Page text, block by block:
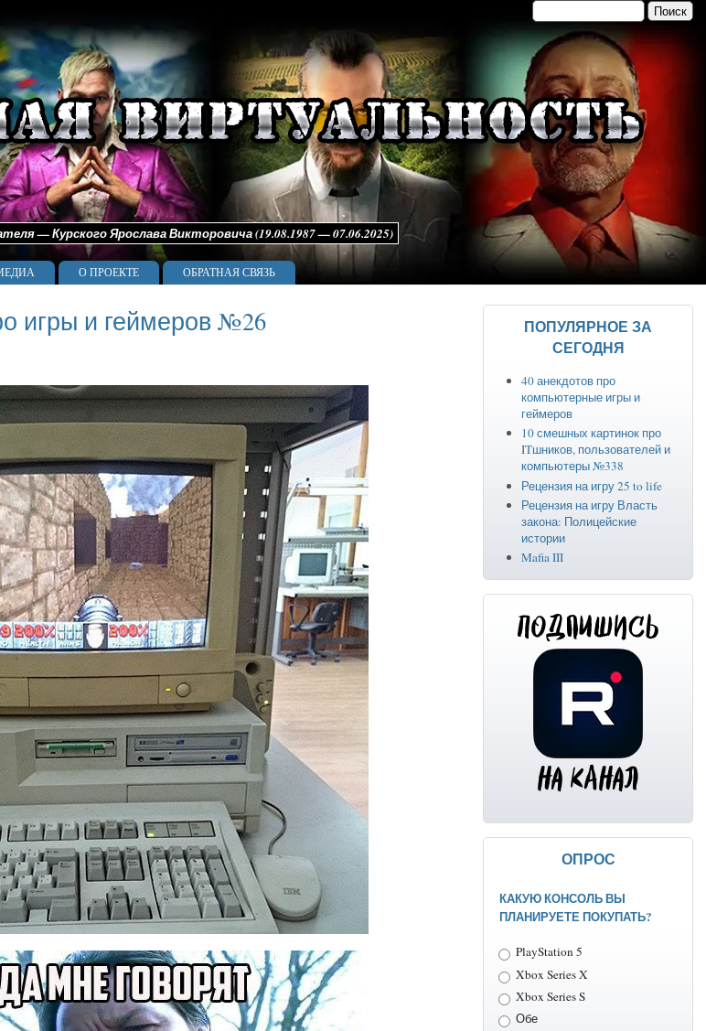
Форма поиска
Поиск
— Курского Ярослава Викторовича (19.08.1987 — 07.06.2025)
О ПРОЕКТЕ ОБРАТНАЯ СВЯЗЬ
игры и геймеров №26
ПОПУЛЯРНОЕ ЗА
СЕГОДНЯ
40 анекдотов про
компьютерные игры и
геймеров
10 смешных картинок про
ITшников, пользователей и
компьютеры №338
Рецензия на игру 25 to life
Рецензия на игру Власть
закона: Полицейские
истории
Mafia III
ОПРОС
КАКУЮ КОНСОЛЬ ВЫ
ПЛАНИРУЕТЕ ПОКУПАТЬ?
Варианты
PlayStation 5
Xbox Series X
Xbox Series S
Обе